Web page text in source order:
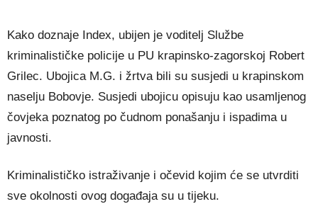
Kako doznaje Index, ubijen je voditelj Službe
kriminalističke policije u PU krapinsko-zagorskoj Robert
Grilec. Ubojica M.G. i žrtva bili su susjedi u krapinskom
naselju Bobovje. Susjedi ubojicu opisuju kao usamljenog
čovjeka poznatog po čudnom ponašanju i ispadima u
javnosti.
Kriminalističko istraživanje i očevid kojim će se utvrditi
sve okolnosti ovog događaja su u tijeku.